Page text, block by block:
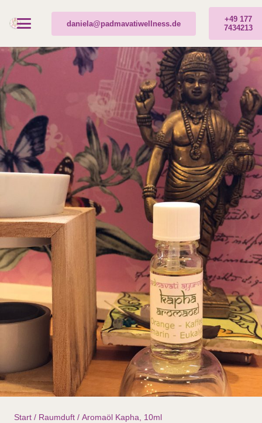
daniela@padmavatiwellness.de
+49 177
7434213
Start / Raumduft / Aromaöl Kapha, 10ml